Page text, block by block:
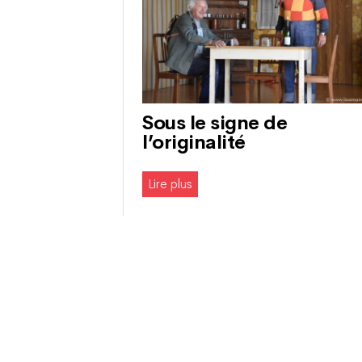
Sous le signe de
l’originalité
Lire plus